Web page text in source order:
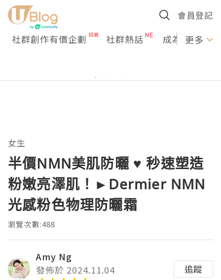
會員登記
社群創作有價企劃 社群熱話 成為U更多
女生
半價NMN美肌防曬 ♥ 秒速塑造
粉嫩亮澤肌！►Dermier NMN
光感粉色物理防曬霜
瀏覽次數:488
Amy Ng
發佈於 2024.11.04
追蹤